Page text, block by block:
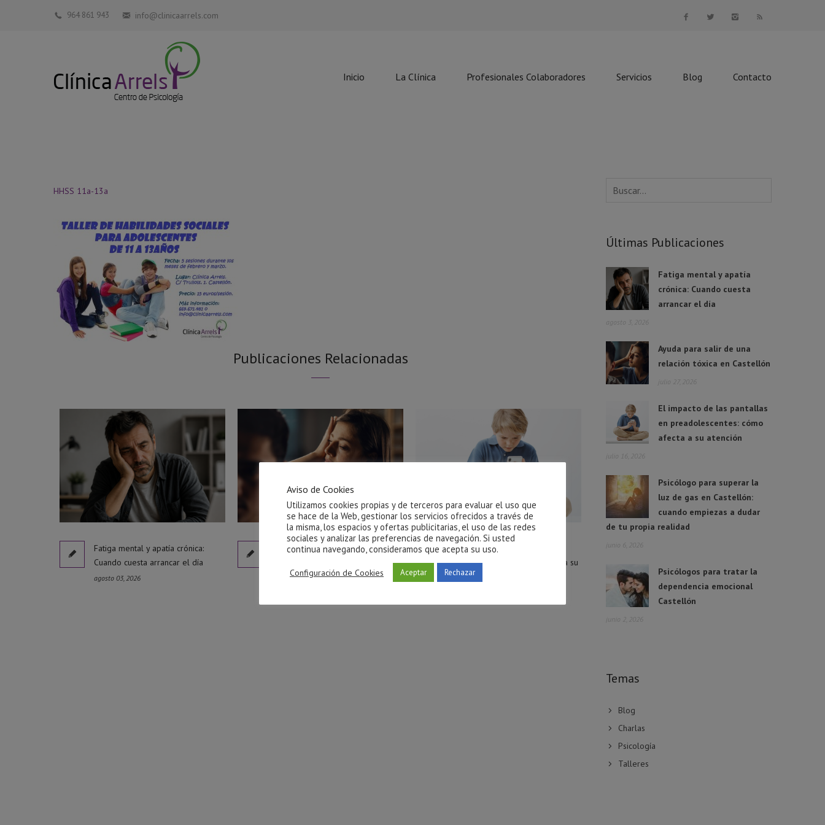
964 861 943 info@clinicaarrels.com
Inicio La Clínica Profesionales Colaboradores Servicios Blog Contacto
HHSS 11a-13a
Publicaciones Relacionadas
Fatiga mental y apatía crónica:
Cuando cuesta arrancar el día
agosto 03, 2026
Ayuda para salir de una relación
julio 27, 2026
El impacto de las pantallas en
preadolescentes: cómo afecta a su
atención
Últimas Publicaciones
Fatiga mental y apatía
crónica: Cuando cuesta
arrancar el día
agosto 3, 2026
Ayuda para salir de una
relación tóxica en Castellón
julio 27, 2026
El impacto de las pantallas
en preadolescentes: cómo
afecta a su atención
julio 16, 2026
Psicólogo para superar la
luz de gas en Castellón:
cuando empiezas a dudar
de tu propia realidad
junio 6, 2026
Psicólogos para tratar la
dependencia emocional
Castellón
junio 2, 2026
Temas
Blog
Charlas
Psicología
Talleres
Aviso de Cookies
Utilizamos cookies propias y de terceros para evaluar el uso que
se hace de la Web, gestionar los servicios ofrecidos a través de
la misma, los espacios y ofertas publicitarias, el uso de las redes
sociales y analizar las preferencias de navegación. Si usted
continua navegando, consideramos que acepta su uso.
Configuración de Cookies Aceptar Rechazar